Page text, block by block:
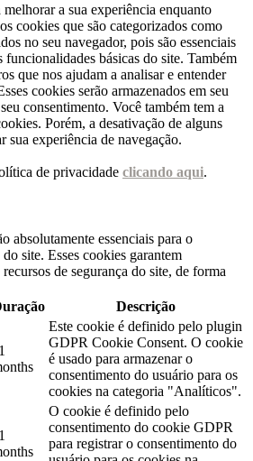
a sua experiência enquanto
cookies que são categorizados como
no seu navegador, pois são essenciais
funcionalidades básicas do site. Também
que nos ajudam a analisar e entender
cookies serão armazenados em seu
consentimento. Você também tem a
Porém, a desativação de alguns
sua experiência de navegação.
de privacidade clicando aqui.
absolutamente essenciais para o
site. Esses cookies garantem
de segurança do site, de forma
Descrição
Este cookie é definido pelo plugin
GDPR Cookie Consent. O cookie
é usado para armazenar o
consentimento do usuário para os
cookies na categoria "Analíticos".
O cookie é definido pelo
consentimento do cookie GDPR
para registrar o consentimento do